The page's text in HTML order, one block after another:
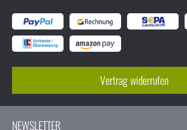
Vertrag widerrufen
NEWSLETTER